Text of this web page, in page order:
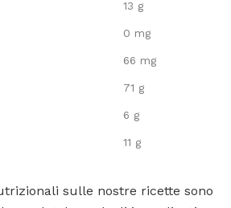
13 g
0 mg
66 mg
71 g
6 g
11 g
sulle nostre ricette sono